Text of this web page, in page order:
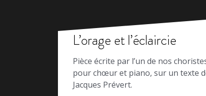
L’orage et l’éclaircie
Pièce écrite par l’un de nos
pour chœur et piano, sur un texte
Jacques Prévert.